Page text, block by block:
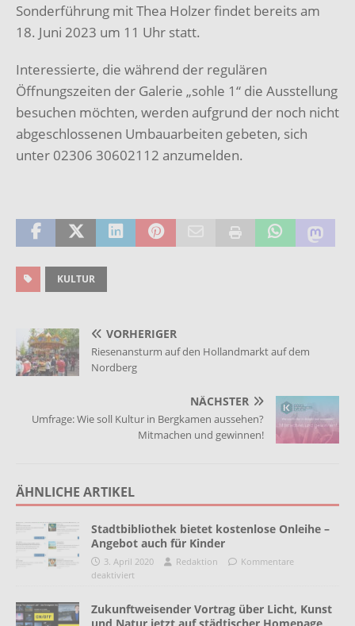
Sonderführung mit Thea Holzer findet bereits am
18. Juni 2023 um 11 Uhr statt.
Interessierte, die während der regulären
Öffnungszeiten der Galerie „sohle 1“ die Ausstellung
besuchen möchten, werden aufgrund der noch nicht
abgeschlossenen Umbauarbeiten gebeten, sich
unter 02306 30602112 anzumelden.
KULTUR
VORHERIGER
Riesenansturm auf den Hollandmarkt auf dem
Nordberg
NÄCHSTER
Umfrage: Wie soll Kultur in Bergkamen aussehen?
Mitmachen und gewinnen!
ÄHNLICHE ARTIKEL
Stadtbibliothek bietet kostenlose Onleihe –
Angebot auch für Kinder
3. April 2020 Redaktion
Kommentare
deaktiviert
Zukunftweisender Vortrag über Licht, Kunst
und Natur jetzt auf städtischer Homepage